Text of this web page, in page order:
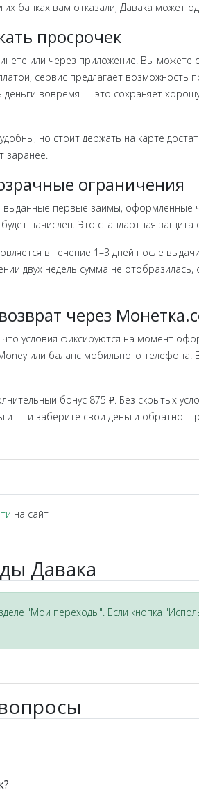
банках вам отказали, Давака может
просрочек
или через приложение. Вы
сервис предлагает
вовремя — это сохраняет
но стоит держать на карте
заранее.
ограничения
выданные первые займы, оформленные
начислен. Это стандартная
в течение 1–3 дней после
двух недель сумма не
через
условия фиксируются на момент
или баланс мобильного телефона.
бонус 875 ₽. Без скрытых
— и заберите свои деньги
на сайт
Давака
"Мои переходы". Если кнопка